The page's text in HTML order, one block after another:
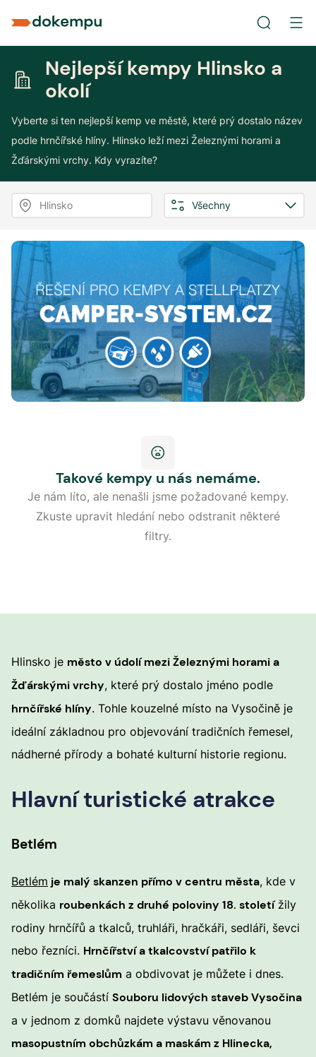
Nejlepší kempy Hlinsko a
okolí
Vyberte si ten nejlepší kemp ve městě, které prý dostalo název
podle hrnčířské hlíny. Hlinsko leží mezi Železnými horami a
Žďárskými vrchy. Kdy vyrazíte?
Hlinsko Všechny
Takové kempy u nás nemáme.
Je nám líto, ale nenašli jsme požadované kempy.
Zkuste upravit hledání nebo odstranit některé
filtry.
Hlinsko je město v údolí mezi Železnými horami a
Žďárskými vrchy, které prý dostalo jméno podle
hrnčířské hlíny. Tohle kouzelné místo na Vysočině je
ideální základnou pro objevování tradičních řemesel,
nádherné přírody a bohaté kulturní historie regionu.
Hlavní turistické atrakce
Betlém
Betlém je malý skanzen přímo v centru města, kde v
několika roubenkách z druhé poloviny 18. stoletížily
rodiny hrnčířů a tkalců, truhláři, hračkáři, sedláři, ševci
nebo řezníci. Hrnčířství a tkalcovství patřilo k
tradičním řemeslům a obdivovat je můžete i dnes.
Betlém je součástí Souboru lidových staveb Vysočina
a v jednom z domků najdete výstavu věnovanou
masopustním obchůzkám a maskám z Hlinecka,